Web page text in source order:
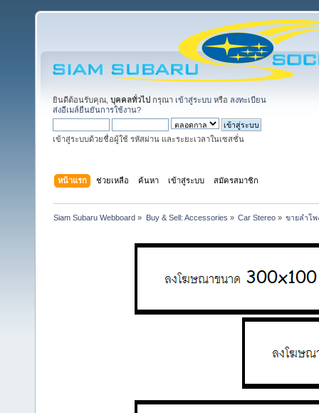
ยินดีต้อนรับคุณ, บุคคลทั่วไป กรุณา เข้าสู่ระบบ หรือ ลงทะเบียน
ส่งอีเมล์ยืนยันการใช้งาน?
เข้าสู่ระบบด้วยชื่อผู้ใช้ รหัสผ่าน และระยะเวลาในเซสชั่น
หน้าแรก ช่วยเหลือ ค้นหา เข้าสู่ระบบ สมัครสมาชิก
Siam Subaru Webboard » Buy & Sell: Accessories » Car Stereo» ขายลำโพ